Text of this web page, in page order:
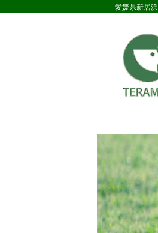
愛媛県新居